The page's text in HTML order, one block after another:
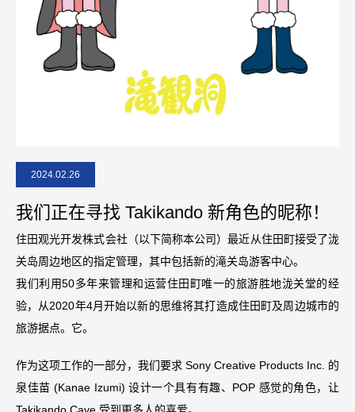
2024.02.26
我们正在寻找 Takikando 新角色的昵称！
住田观光开发株式会社（以下简称本公司）最近从住田町接受了泷
关岛周边地区的指定管理，其中包括新的滝关岛游客中心。
我们利用50多年来管理和运营住田町唯一的旅游胜地泷关堂的经
验，从2020年4月开始以新的思维将其打造成住田町及周边城市的
旅游据点。它。
作为这项工作的一部分，我们要求 Sony Creative Products Inc. 的
泉佳苗 (Kanae Izumi) 设计一个具有有趣、POP 感觉的角色，让